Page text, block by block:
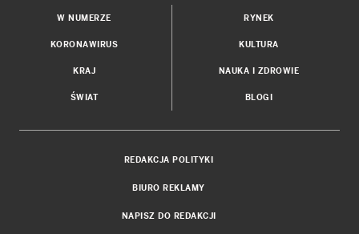
W NUMERZE
KORONAWIRUS
KRAJ
ŚWIAT
RYNEK
KULTURA
NAUKA I ZDROWIE
BLOGI
REDAKCJA POLITYKI
BIURO REKLAMY
NAPISZ DO REDAKCJI